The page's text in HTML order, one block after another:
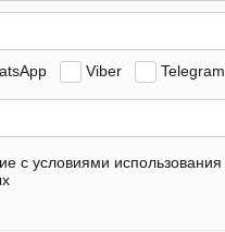
Viber Telegram
с условиями использования